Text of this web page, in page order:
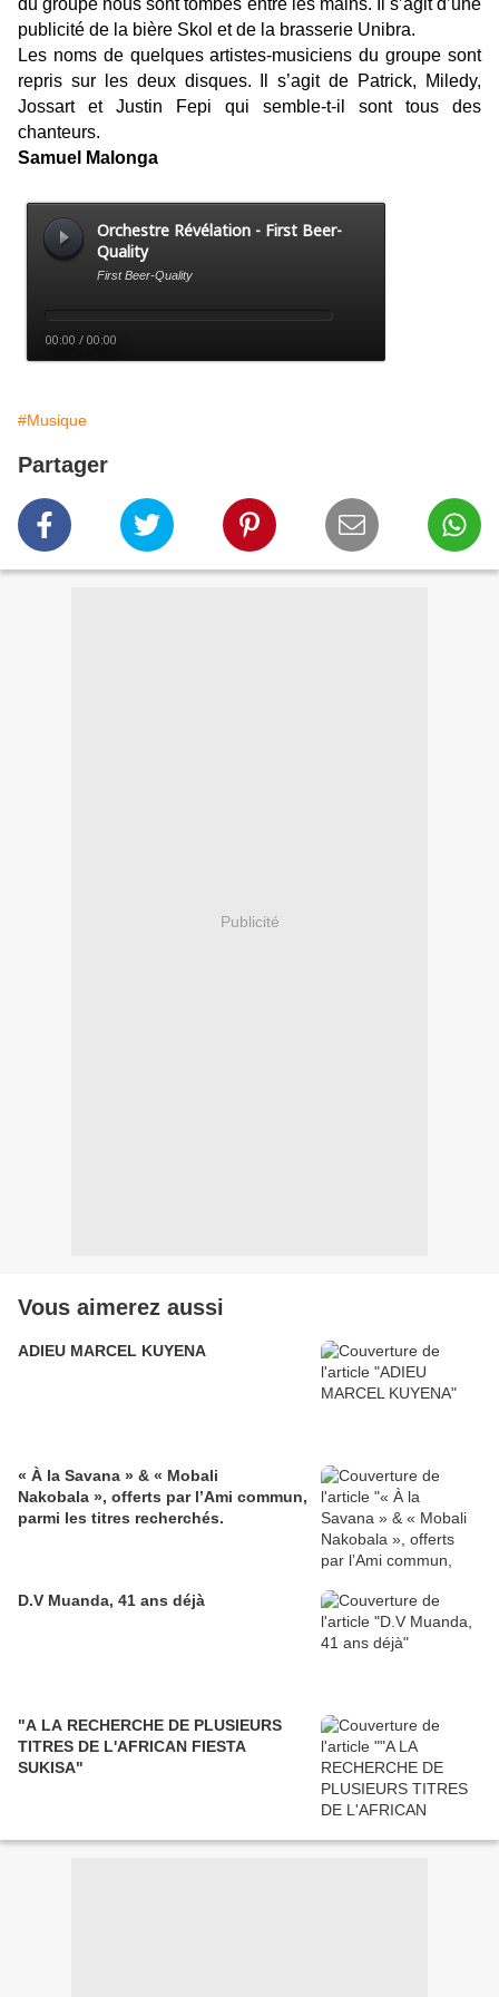
du groupe nous sont tombés entre les mains. Il s’agitd’une
publicité de la bière Skol et de la brasserie Unibra.
Les noms de quelques artistes-musiciens du groupe sont
repris sur les deux disques. Il s’agit de Patrick, Miledy,
Jossart et Justin Fepi qui semble-t-il sont tous des
chanteurs.
Samuel Malonga
#Musique
Partager
Publicité
Vous aimerez aussi
ADIEU MARCEL KUYENA
« À la Savana » & « Mobali
Nakobala », offerts par l’Ami commun,
parmi les titres recherchés.
D.V Muanda, 41 ans déjà
"A LA RECHERCHE DE PLUSIEURS
TITRES DE L'AFRICAN FIESTA
SUKISA"